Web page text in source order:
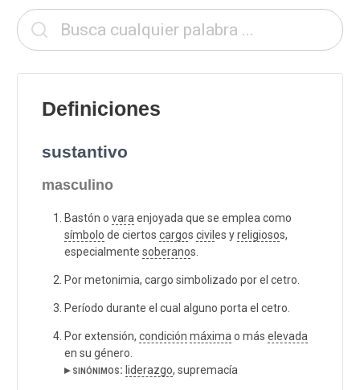
Definiciones
sustantivo
masculino
Bastón o vara enjoyada que se emplea como
símbolo de ciertos cargos civil es yreligiosos,
especialmente soberanos.
Por metonimia, cargo simbolizado por el cetro.
Período durante el cual alguno porta el cetro.
Por extensión, condición máxima o más elevada
en su género.
▸ sinónimos: liderazgo, supremacía